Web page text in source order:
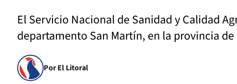
El Servicio Nacional de Sanidad y Calidad
departamento San Martín, en la provincia
Por El Litoral